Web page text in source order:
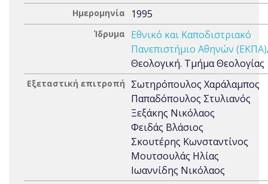
Ημερομηνία 1995
Ίδρυμα
Εθνικό και Καποδιστριακό
Πανεπιστήμιο Αθηνών (ΕΚΠΑ)
Θεολογική. Τμήμα Θεολογίας
Εξεταστική επιτροπή
Σωτηρόπουλος Χαράλαμπος
Παπαδόπουλος Στυλιανός
Ξεξάκης Νικόλαος
Φειδάς Βλάσιος
Σκουτέρης Κωνσταντίνος
Μουτσουλάς Ηλίας
Ιωαννίδης Νικόλαος